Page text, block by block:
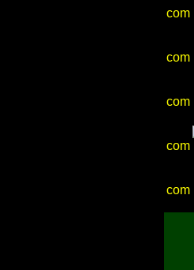
com
com
com
com
com